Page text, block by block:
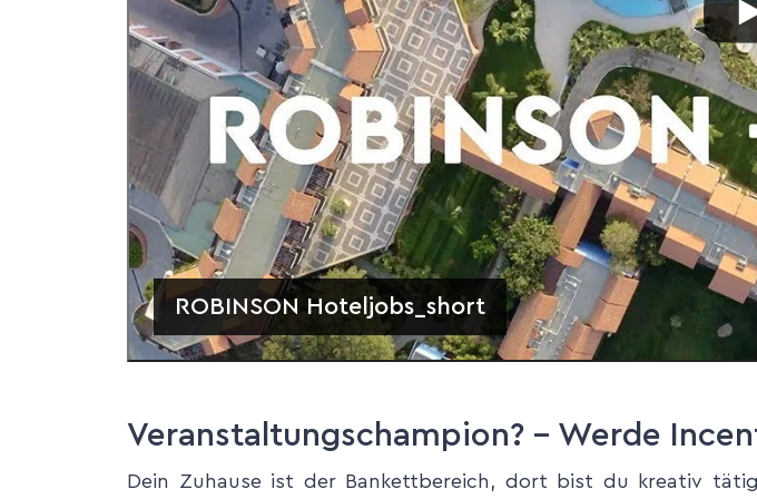
ROBINSON Hoteljobs_short
Veranstaltungschampion? – Werde
Dein Zuhause ist der Bankettbereich, dort bist du kreativ